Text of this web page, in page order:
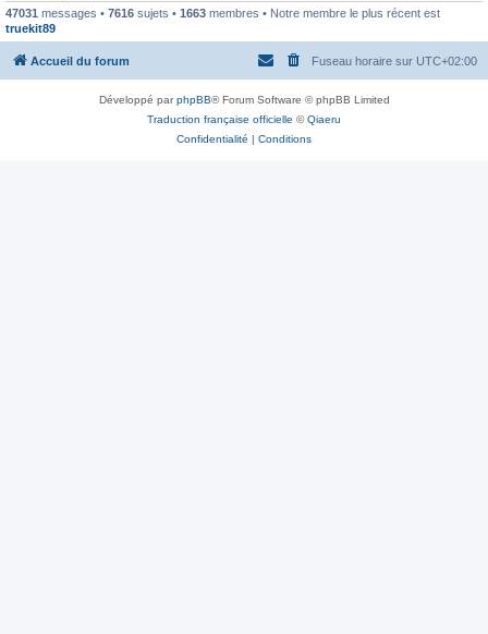
47031 messages • 7616 sujets • 1663 membres • Notre membre le plus récent est
truekit89
Accueil du forum Fuseau horaire sur UTC+02:00
Développé parphpBB® Forum Software © phpBB Limited
Traduction française officielle ©Qiaeru
Confidentialité | Conditions